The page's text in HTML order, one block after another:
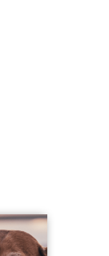
Studien
haben